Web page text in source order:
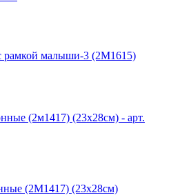
рамкой малыши-3 (2М1615)
(2М1417) (23x28см)